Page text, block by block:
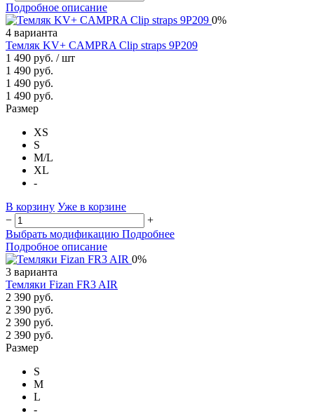
Подробное описание
0%
4 варианта
Темляк KV+ CAMPRA Clip straps 9P209
1 490 руб. / шт
1 490 руб.
1 490 руб.
1 490 руб.
Размер
XS
S
M/L
XL
-
В корзину Уже в корзине
−
+
Выбрать модификацию Подробнее
Подробное описание
0%
3 варианта
Темляки Fizan FR3 AIR
2 390 руб.
2 390 руб.
2 390 руб.
2 390 руб.
Размер
S
M
L
-